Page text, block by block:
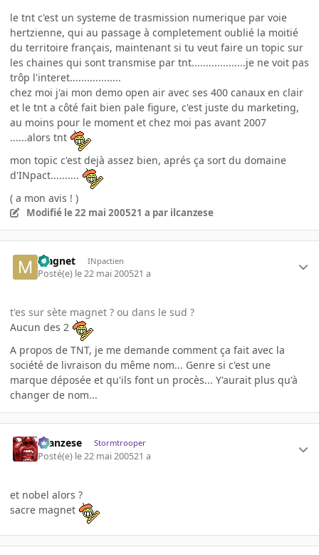
le tnt c'est un systeme de trasmission numerique par voie
hertzienne, qui au passage à completement oublié la moitié
du territoire français, maintenant si tu veut faire un topic sur
les chaines qui sont transmise par tnt...................je ne voit pas
trôp l'interet..................
chez moi j'ai mon demo open air avec ses 400 canaux en clair
et le tnt a côté fait bien pale figure, c'est juste du marketing,
au moins pour le moment et chez moi pas avant 2007
......alors tnt
mon topic c'est dejà assez bien, aprés ça sort du domaine
d'INpact..........
( a mon avis ! )
Modifié le 22 mai 200521 a par ilcanzese
Magnet INpactien
Posté(e) le 22 mai 200521 a
t'es sur sète magnet ? ou dans le sud ?
Aucun des 2
A propos de TNT, je me demande comment ça fait avec la
société de livraison du même nom... Genre si c'est une
marque déposée et qu'ils font un procès... Y'aurait plus qu'à
changer de nom...
ilcanzese Stormtrooper
Posté(e) le 22 mai 200521 a
et nobel alors ?
sacre magnet